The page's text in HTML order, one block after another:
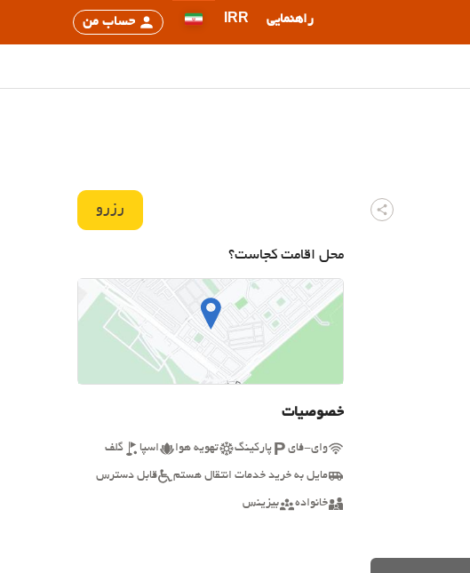
راهنمایی IRR حساب من
رزرو
محل اقامت کجاست؟
خصوصیات
وای-فای پارکینگ تهویه هوا اسپا گلف
مایل به خرید خدمات انتقال هستم قابل دسترس
خانواده بیزینس